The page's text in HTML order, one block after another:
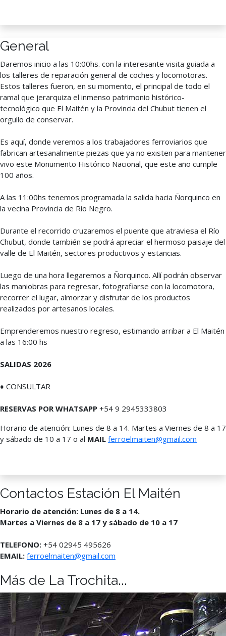
General
Daremos inicio a las 10:00hs. con la interesante visita guiada a
los talleres de reparación general de coches y locomotoras.
Estos talleres fueron, en su momento, el principal de todo el
ramal que jerarquiza el inmenso patrimonio histórico-
tecnológico que El Maitén y la Provincia del Chubut tienen el
orgullo de conservar.
Es aquí, donde veremos a los trabajadores ferroviarios que
fabrican artesanalmente piezas que ya no existen para mantener
vivo este Monumento Histórico Nacional, que este año cumple
100 años.
A las 11:00hs tenemos programada la salida hacia Ñorquinco en
la vecina Provincia de Río Negro.
Durante el recorrido cruzaremos el puente que atraviesa el Río
Chubut, donde también se podrá apreciar el hermoso paisaje del
valle de El Maitén, sectores productivos y estancias.
Luego de una hora llegaremos a Ñorquinco. Allí podrán observar
las maniobras para regresar, fotografiarse con la locomotora,
recorrer el lugar, almorzar y disfrutar de los productos
realizados por artesanos locales.
Emprenderemos nuestro regreso, estimando arribar a El Maitén
a las 16:00 hs
SALIDAS 2026
♦ CONSULTAR
RESERVAS POR WHATSAPP +54 9 2945333803
Horario de atención: Lunes de 8 a 14. Martes a Viernes de 8 a 17
y sábado de 10 a 17 o al MAIL ferroelmaiten@gmail.com
Contactos Estación El Maitén
Horario de atención: Lunes de 8 a 14.
Martes a Viernes de 8 a 17 y sábado de 10 a 17
TELEFONO: +54 02945 495626
EMAIL: ferroelmaiten@gmail.com
Más de La Trochita...